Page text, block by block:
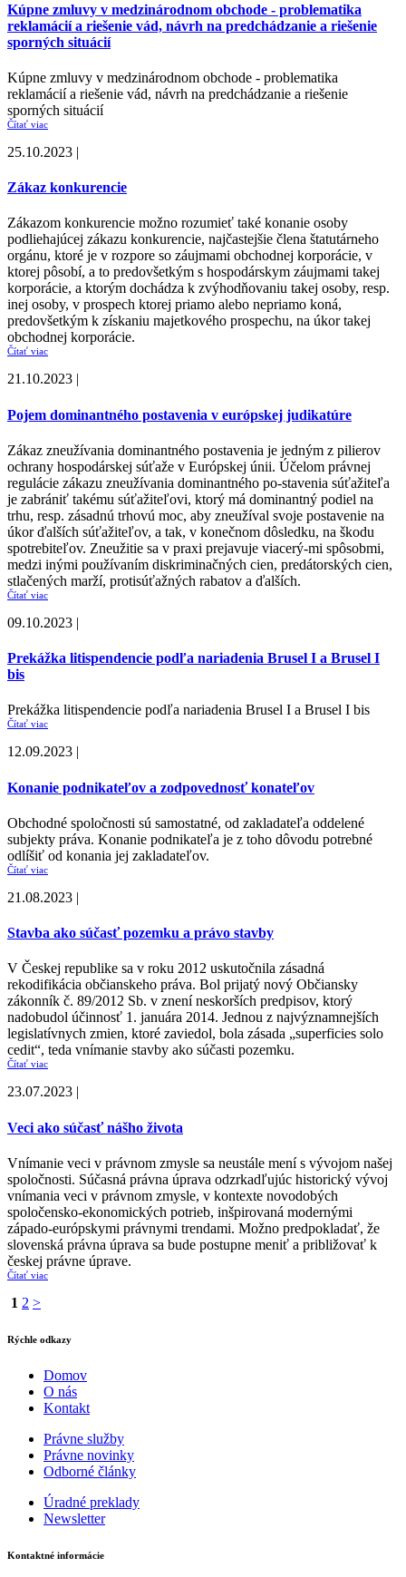
Kúpne zmluvy v medzinárodnom obchode - problematika
reklamácií a riešenie vád, návrh na predchádzanie a riešenie
sporných situácií
Kúpne zmluvy v medzinárodnom obchode - problematika
reklamácií a riešenie vád, návrh na predchádzanie a riešenie
sporných situácií
Čítať viac
25.10.2023 |
Zákaz konkurencie
Zákazom konkurencie možno rozumieť také konanie osoby
podliehajúcej zákazu konkurencie, najčastejšie člena štatutárneho
orgánu, ktoré je v rozpore so záujmami obchodnej korporácie, v
ktorej pôsobí, a to predovšetkým s hospodárskym záujmami takej
korporácie, a ktorým dochádza k zvýhodňovaniu takej osoby, resp.
inej osoby, v prospech ktorej priamo alebo nepriamo koná,
predovšetkým k získaniu majetkového prospechu, na úkor takej
obchodnej korporácie.
Čítať viac
21.10.2023 |
Pojem dominantného postavenia v európskej judikatúre
Zákaz zneužívania dominantného postavenia je jedným z pilierov
ochrany hospodárskej súťaže v Európskej únii. Účelom právnej
regulácie zákazu zneužívania dominantného po-stavenia súťažiteľa
je zabrániť takému súťažiteľovi, ktorý má dominantný podiel na
trhu, resp. zásadnú trhovú moc, aby zneužíval svoje postavenie na
úkor ďalších súťažiteľov, a tak, v konečnom dôsledku, na škodu
spotrebiteľov. Zneužitie sa v praxi prejavuje viacerý-mi spôsobmi,
medzi inými používaním diskriminačných cien, predátorských cien,
stlačených marží, protisúťažných rabatov a ďalších.
Čítať viac
09.10.2023 |
Prekážka litispendencie podľa nariadenia Brusel I a Brusel I
bis
Prekážka litispendencie podľa nariadenia Brusel I a Brusel I bis
Čítať viac
12.09.2023 |
Konanie podnikateľov a zodpovednosť konateľov
Obchodné spoločnosti sú samostatné, od zakladateľa oddelené
subjekty práva. Konanie podnikateľa je z toho dôvodu potrebné
odlíšiť od konania jej zakladateľov.
Čítať viac
21.08.2023 |
Stavba ako súčasť pozemku a právo stavby
V Českej republike sa v roku 2012 uskutočnila zásadná
rekodifikácia občianskeho práva. Bol prijatý nový Občiansky
zákonník č. 89/2012 Sb. v znení neskorších predpisov, ktorý
nadobudol účinnosť 1. januára 2014. Jednou z najvýznamnejších
legislatívnych zmien, ktoré zaviedol, bola zásada „superficies solo
cedit“, teda vnímanie stavby ako súčasti pozemku.
Čítať viac
23.07.2023 |
Veci ako súčasť nášho života
Vnímanie veci v právnom zmysle sa neustále mení s vývojom našej
spoločnosti. Súčasná právna úprava odzrkadľujúc historický vývoj
vnímania veci v právnom zmysle, v kontexte novodobých
spoločensko-ekonomických potrieb, inšpirovaná modernými
západo-európskymi právnymi trendami. Možno predpokladať, že
slovenská právna úprava sa bude postupne meniť a približovať k
českej právne úprave.
Čítať viac
1 2 >
Rýchle odkazy
Domov
O nás
Kontakt
Právne služby
Právne novinky
Odborné články
Úradné preklady
Newsletter
Kontaktné informácie